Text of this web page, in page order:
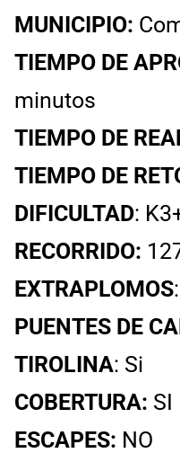
MUNICIPIO:
TIEMPO DE
minutos
TIEMPO DE
TIEMPO DE
DIFICULTAD:
RECORRIDO:
EXTRAPLOMOS
PUENTES DE
TIROLINA: Si
COBERTURA: SI
ESCAPES: NO